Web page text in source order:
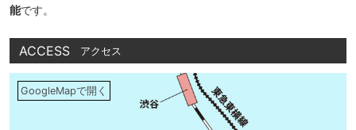
能です。
ACCESS アクセス
GoogleMapで開く